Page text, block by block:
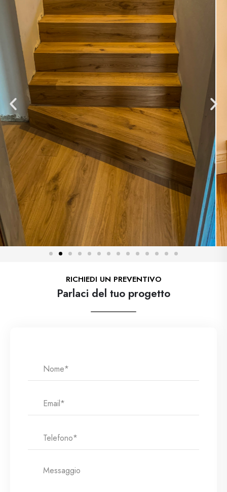
RICHIEDI UN PREVENTIVO
Parlaci del tuo progetto